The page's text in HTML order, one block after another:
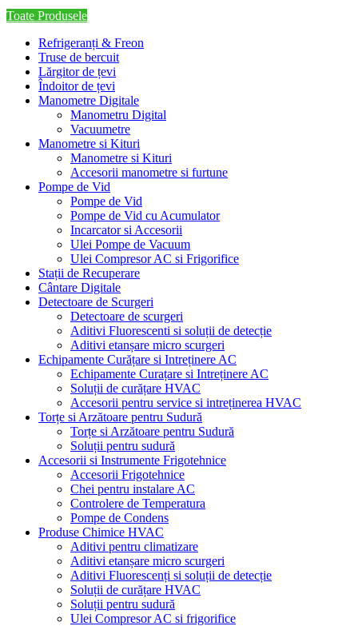
Toate Produsele
Refrigeranți & Freon
Truse de bercuit
Lărgitor de țevi
Îndoitor de țevi
Manometre Digitale
Manometru Digital
Vacuumetre
Manometre si Kituri
Manometre si Kituri
Accesorii manometre si furtune
Pompe de Vid
Pompe de Vid
Pompe de Vid cu Acumulator
Incarcator si Accesorii
Ulei Pompe de Vacuum
Ulei Compresor AC si Frigorifice
Stații de Recuperare
Cântare Digitale
Detectoare de Scurgeri
Detectoare de scurgeri
Aditivi Fluorescenti si soluții de detecție
Aditivi etanșare micro scurgeri
Echipamente Curățare si Intreținere AC
Echipamente Curațare si Intreținere AC
Soluții de curățare HVAC
Accesorii pentru service si intreținerea HVAC
Torțe si Arzătoare pentru Sudură
Torțe si Arzătoare pentru Sudură
Soluții pentru sudură
Accesorii si Instrumente Frigotehnice
Accesorii Frigotehnice
Chei pentru instalare AC
Controlere de Temperatura
Pompe de Condens
Produse Chimice HVAC
Aditivi pentru climatizare
Aditivi etanșare micro scurgeri
Aditivi Fluorescenți si soluții de detecție
Soluții de curățare HVAC
Soluții pentru sudură
Ulei Compresor AC si frigorifice